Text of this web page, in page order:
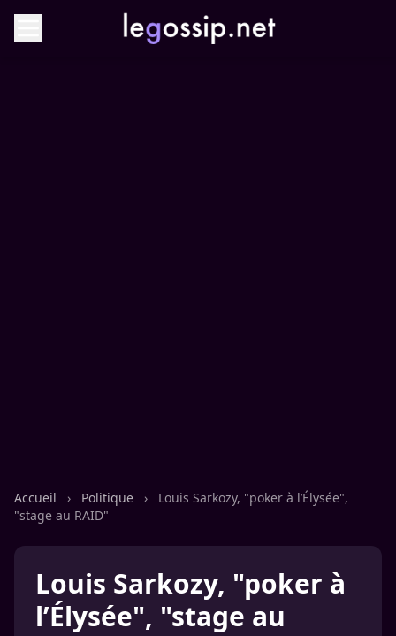
Accueil › Politique ›
Louis Sarkozy, "poker à l’Élysée",
"stage au RAID"
Louis Sarkozy, "poker à
l’Élysée", "stage au